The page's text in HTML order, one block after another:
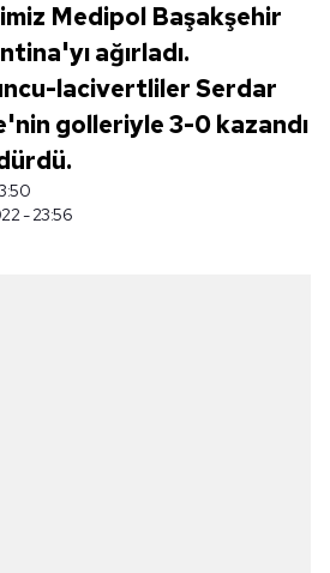
Medipol Başakşehir
ağırladı.
lacivertliler Serdar
golleriyle 3-0 kazandı
- 23:56